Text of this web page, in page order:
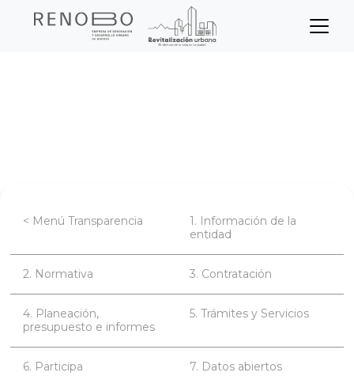
Sitio Web Empresa de
Transparencia
< Menú Transparencia
1. Información de la
entidad
2. Normativa 3. Contratación
4. Planeación,
presupuesto e informes
5. Trámites y Servicios
6. Participa 7. Datos abiertos